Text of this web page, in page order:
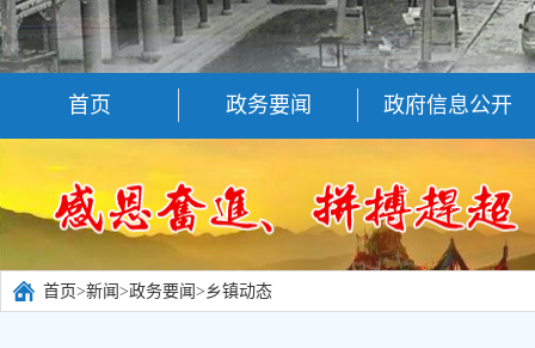
首页 政务要闻 政府信息公开
首页>新闻 >政务要闻 > 乡镇动态